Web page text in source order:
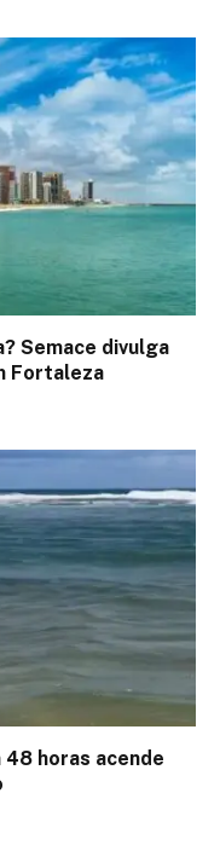
Semace divulga
Fortaleza
horas acende